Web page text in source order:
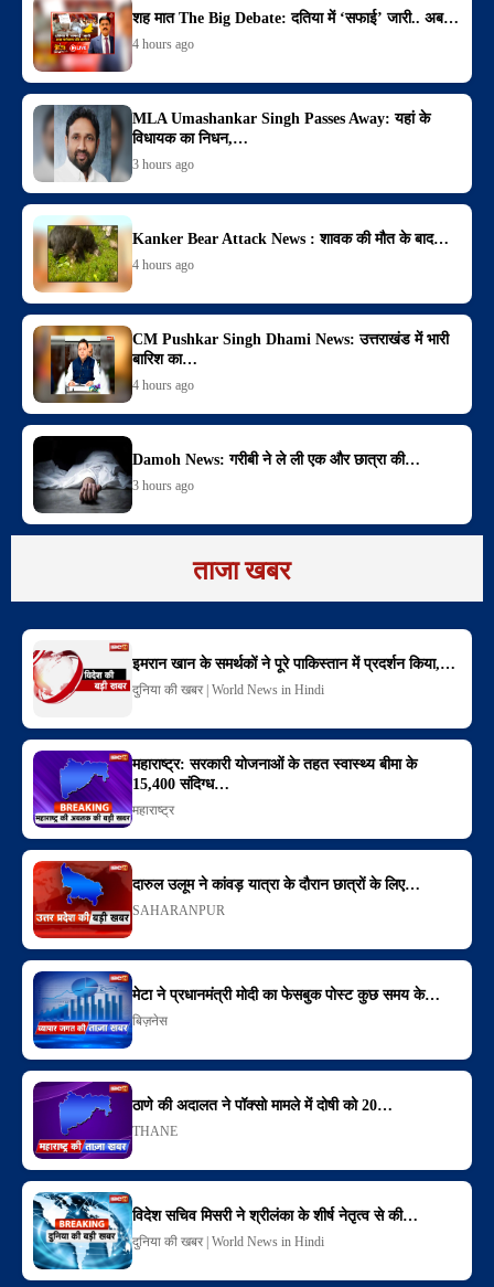
शह मात The Big Debate: दतिया में ‘सफाई’ जारी.. अब…
4 hours ago
MLA Umashankar Singh Passes Away: यहां के
विधायक का निधन,…
3 hours ago
Kanker Bear Attack News : शावक की मौत के बाद…
4 hours ago
CM Pushkar Singh Dhami News: उत्तराखंड में भारी
बारिश का…
4 hours ago
Damoh News: गरीबी ने ले ली एक और छात्रा की…
3 hours ago
ताजा खबर
इमरान खान के समर्थकों ने पूरे पाकिस्तान में प्रदर्शन किया,…
दुनिया की खबर | World News in Hindi
महाराष्ट्र: सरकारी योजनाओं के तहत स्वास्थ्य बीमा के
15,400 संदिग्ध…
महाराष्ट्र
दारुल उलूम ने कांवड़ यात्रा के दौरान छात्रों के लिए…
SAHARANPUR
मेटा ने प्रधानमंत्री मोदी का फेसबुक पोस्ट कुछ समय के…
बिज़नेस
ठाणे की अदालत ने पॉक्सो मामले में दोषी को 20…
THANE
विदेश सचिव मिसरी ने श्रीलंका के शीर्ष नेतृत्व से की…
दुनिया की खबर | World News in Hindi